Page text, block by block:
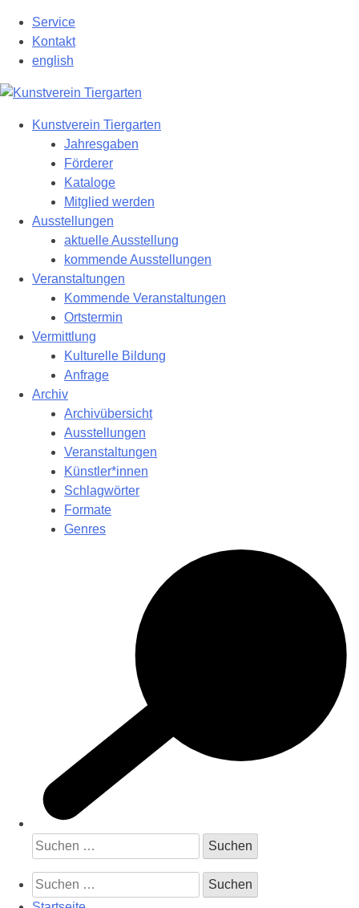
Hauptinhalt
springen
Service
Kontakt
english
Kunstverein Tiergarten
Jahresgaben
Förderer
Kataloge
Mitglied werden
Ausstellungen
aktuelle Ausstellung
kommende Ausstellungen
Veranstaltungen
Kommende Veranstaltungen
Ortstermin
Vermittlung
Kulturelle Bildung
Anfrage
Archiv
Archivübersicht
Ausstellungen
Veranstaltungen
Künstler*innen
Schlagwörter
Formate
Genres
Suchen
nach:
Suchen
nach: